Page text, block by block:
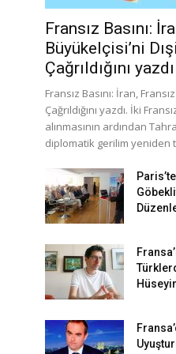
Fransız Basını:
Büyükelçisi’ni
Çağrıldığını yazdı
Fransız Basını: İran,
Çağrıldığını yazdı. İki
alınmasının ardından
diplomatik gerilim yeniden